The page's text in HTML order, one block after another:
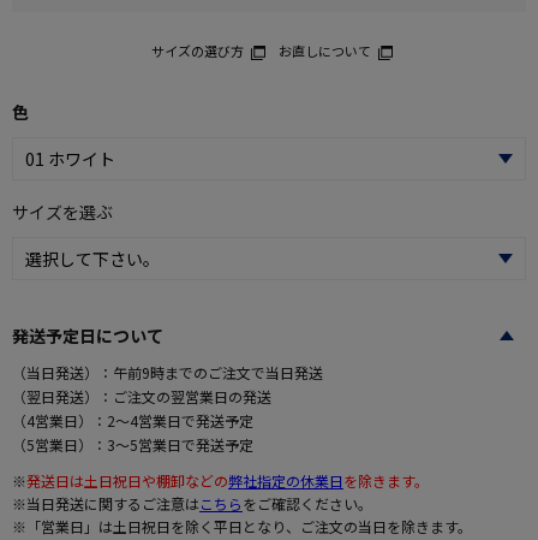
サイズの選び方 お直しについて
色
サイズを選ぶ
発送予定日について
（当日発送）：午前9時までのご注文で当日発送
（翌日発送）：ご注文の翌営業日の発送
（4営業日）：2～4営業日で発送予定
（5営業日）：3～5営業日で発送予定
※発送日は土日祝日や棚卸などの弊社指定の休業日を除きます。
※当日発送に関するご注意はこちらをご確認ください。
※「営業日」は土日祝日を除く平日となり、ご注文の当日を除きます。